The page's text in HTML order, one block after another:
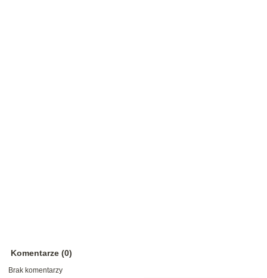
Komentarze (0)
Brak komentarzy